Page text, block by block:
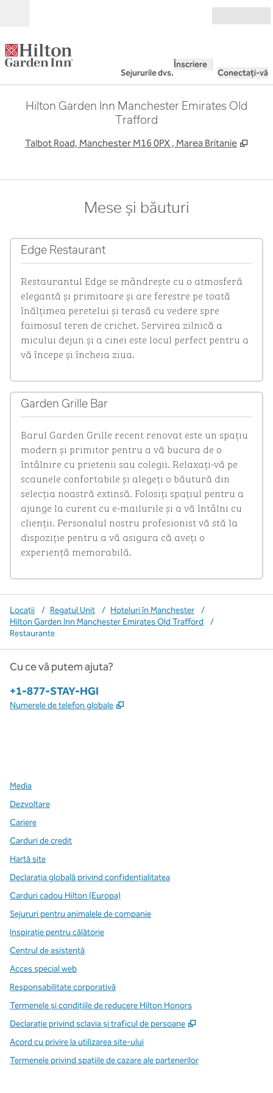
Sejururile dvs.
Înscriere
Conectați-vă
Hilton Garden Inn Manchester Emirates Old
Trafford
Talbot Road, Manchester M16 0PX , Marea Britanie ,
Mese și băuturi
1 din 4
imaginea anterioară
Edge Restaurant
Restaurantul Edge se mândrește cu o atmosferă
elegantă și primitoare și are ferestre pe toată
înălțimea peretelui și terasă cu vedere spre
faimosul teren de crichet. Servirea zilnică a
micului dejun și a cinei este locul perfect pentru a
vă începe și încheia ziua.
Garden Grille Bar
Barul Garden Grille recent renovat este un spațiu
modern și primitor pentru a vă bucura de o
întâlnire cu prietenii sau colegii. Relaxați-vă pe
scaunele confortabile și alegeți o băutură din
selecția noastră extinsă. Folosiți spațiul pentru a
ajunge la curent cu e-mailurile și a vă întâlni cu
clienții. Personalul nostru profesionist vă stă la
dispoziție pentru a vă asigura că aveți o
experiență memorabilă.
Locații / Regatul Unit / Hoteluri în Manchester
/
Hilton Garden Inn Manchester Emirates Old Trafford
/
Restaurante
Cu ce vă putem ajuta?
Telefon:
+1-877-STAY-HGI
Numerele de telefon globale ,
Media
Dezvoltare
Cariere
Carduri de credit
Hartă site
Declarația globală privind confidenţialitatea
Carduri cadou Hilton (Europa)
Sejururi pentru animalele de companie
Inspirație pentru călătorie
Centrul de asistență
Acces special web
Responsabilitate corporativă
Termenele și condițiile de reducere Hilton Honors
Declarație privind sclavia și traficul de persoane
,
Acord cu privire la utilizarea site-ului
Termenele privind spațiile de cazare ale partenerilor